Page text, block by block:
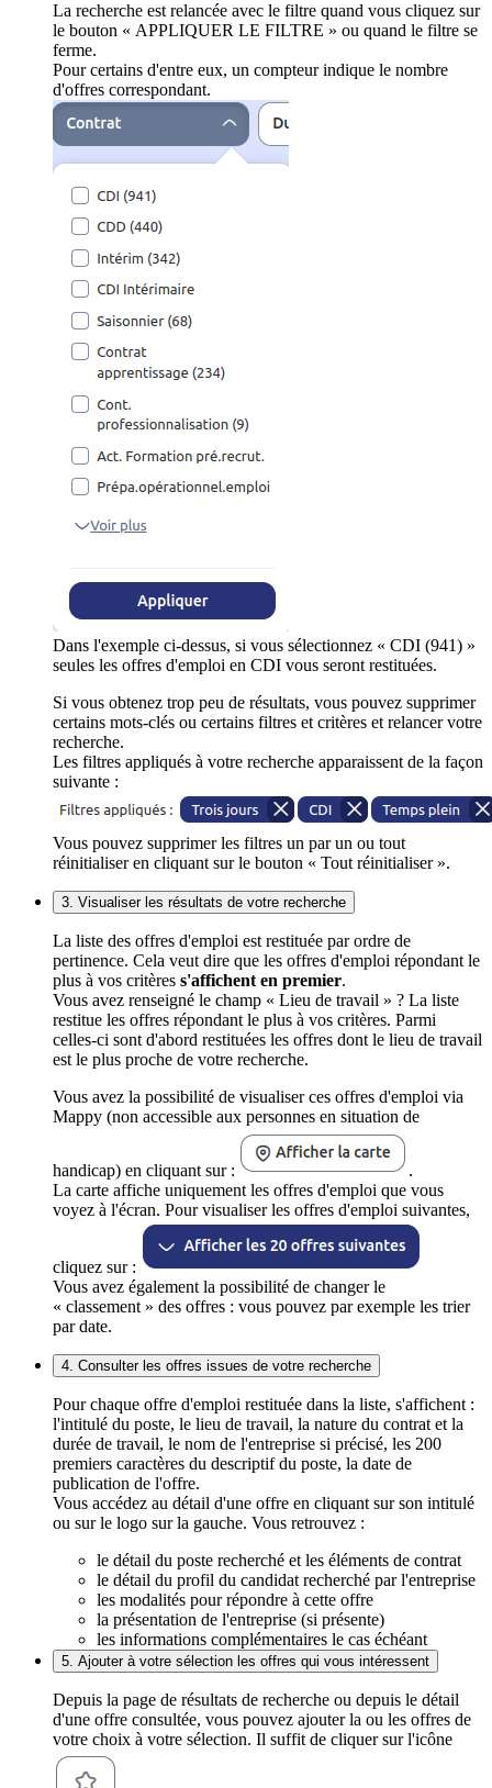
La recherche est relancée avec le filtre quand vous cliquez sur
le bouton « APPLIQUER LE FILTRE » ou quand le filtre se
ferme.
Pour certains d'entre eux, un compteur indique le nombre
d'offres correspondant.
Dans l'exemple ci-dessus, si vous sélectionnez « CDI (941) »
seules les offres d'emploi en CDI vous seront restituées.
Si vous obtenez trop peu de résultats, vous pouvez supprimer
certains mots-clés ou certains filtres et critères et relancer votre
recherche.
Les filtres appliqués à votre recherche apparaissent de la façon
suivante :
Vous pouvez supprimer les filtres un par un ou tout
réinitialiser en cliquant sur le bouton « Tout réinitialiser ».
3. Visualiser les résultats de votre recherche
La liste des offres d'emploi est restituée par ordre de
pertinence. Cela veut dire que les offres d'emploi répondant le
plus à vos critères s'affichent en premier.
Vous avez renseigné le champ « Lieu de travail » ? La liste
restitue les offres répondant le plus à vos critères. Parmi
celles-ci sont d'abord restituées les offres dont le lieu de travail
est le plus proche de votre recherche.
Vous avez la possibilité de visualiser ces offres d'emploi via
Mappy (non accessible aux personnes en situation de
handicap) en cliquant sur :
.
La carte affiche uniquement les offres d'emploi que vous
voyez à l'écran. Pour visualiser les offres d'emploi suivantes,
cliquez sur :
Vous avez également la possibilité de changer le
« classement » des offres : vous pouvez par exemple les trier
par date.
4. Consulter les offres issues de votre recherche
Pour chaque offre d'emploi restituée dans la liste, s'affichent :
l'intitulé du poste, le lieu de travail, la nature du contrat et la
durée de travail, le nom de l'entreprise si précisé, les 200
premiers caractères du descriptif du poste, la date de
publication de l'offre.
Vous accédez au détail d'une offre en cliquant sur son intitulé
ou sur le logo sur la gauche. Vous retrouvez :
le détail du poste recherché et les éléments de contrat
le détail du profil du candidat recherché par l'entreprise
les modalités pour répondre à cette offre
la présentation de l'entreprise (si présente)
les informations complémentaires le cas échéant
5. Ajouter à votre sélection les offres qui vous intéressent
Depuis la page de résultats de recherche ou depuis le détail
d'une offre consultée, vous pouvez ajouter la ou les offres de
votre choix à votre sélection. Il suffit de cliquer sur l'icône